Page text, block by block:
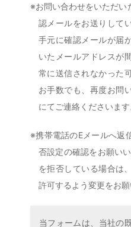
【個人情報保護方針
日）】
1）事業者名
有限会社アサカサービス
2）個人情報に関する管
個人情報保護管理者：佐藤
有限会社アサカサービス
［連絡先］
3）個人情報の利用目的
・当社の採用応募の方の
※お問い合わせをいただい
認メールをお送りして
手元に確認メールが届
いたメールアドレスが
常に送信されなかった
お手数でも、再度お問
にてご連絡くださいま
※携帯電話のEメールへ返
否設定の確認をお願い
を拒否している場合は
許可するよう変更をお願
当フォームは、当社の